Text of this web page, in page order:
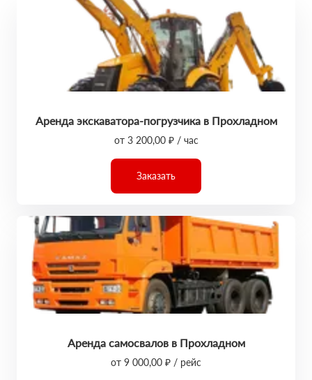
Аренда экскаватора-погрузчика в Прохладном
от 3 200,00 ₽ / час
Заказать
Аренда самосвалов в Прохладном
от 9 000,00 ₽ / рейс